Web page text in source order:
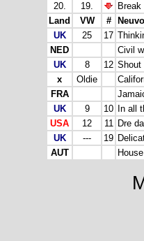
20.
19.
Land
VW #
UK
25 17
NED
Civil
UK
8 12 Shout
x
Oldie
FRA
UK
9 10
In all
USA
12 11 Dre
UK
--- 19
AUT